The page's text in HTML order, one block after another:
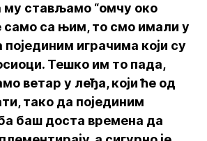
му стављамо “омчу око
само са њим, то смо имали у
играчима који су
Тешко им то пада,
ветар у леђа, који ће од
тако да појединим
баш доста времена да